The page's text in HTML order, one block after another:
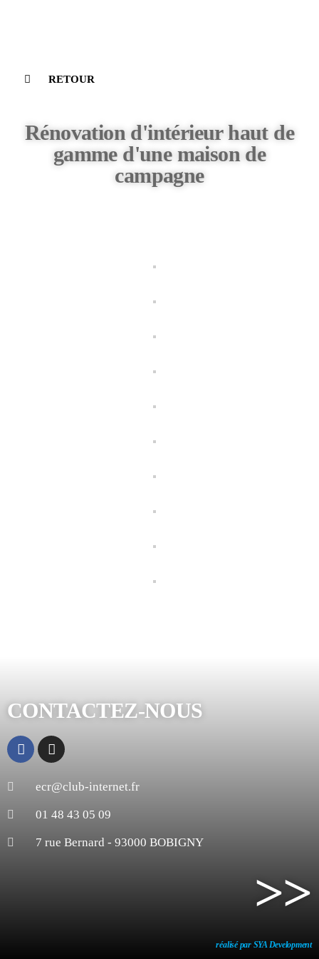
RETOUR
Rénovation d'intérieur haut de
gamme d'une maison de
campagne​
CONTACTEZ-NOUS
ecr@club-internet.fr
01 48 43 05 09
7 rue Bernard - 93000 BOBIGNY
>>
réalisé par SYA Development